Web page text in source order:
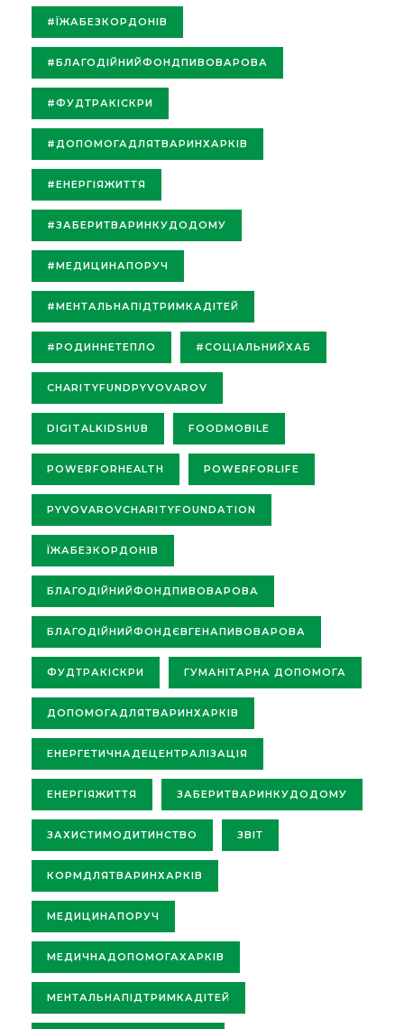
#ЇЖАБЕЗКОРДОНІВ
#БЛАГОДІЙНИЙФОНДПИВОВАРОВА
#ФУДТРАКІСКРИ
#ДОПОМОГАДЛЯТВАРИНХАРКІВ
#ЕНЕРГІЯЖИТТЯ
#ЗАБЕРИТВАРИНКУДОДОМУ
#МЕДИЦИНАПОРУЧ
#МЕНТАЛЬНАПІДТРИМКАДІТЕЙ
#РОДИННЕТЕПЛО #СОЦІАЛЬНИЙХАБ
CHARITYFUNDPYVOVAROV
DIGITALKIDSHUB FOODMOBILE
POWERFORHEALTH POWERFORLIFE
PYVOVAROVCHARITYFOUNDATION
ЇЖАБЕЗКОРДОНІВ
БЛАГОДІЙНИЙФОНДПИВОВАРОВА
БЛАГОДІЙНИЙФОНДЄВГЕНАПИВОВАРОВА
ФУДТРАКІСКРИ ГУМАНІТАРНА ДОПОМОГА
ДОПОМОГАДЛЯТВАРИНХАРКІВ
ЕНЕРГЕТИЧНАДЕЦЕНТРАЛІЗАЦІЯ
ЕНЕРГІЯЖИТТЯ ЗАБЕРИТВАРИНКУДОДОМУ
ЗАХИСТИМОДИТИНСТВО ЗВІТ
КОРМДЛЯТВАРИНХАРКІВ
МЕДИЦИНАПОРУЧ
МЕДИЧНАДОПОМОГАХАРКІВ
МЕНТАЛЬНАПІДТРИМКАДІТЕЙ